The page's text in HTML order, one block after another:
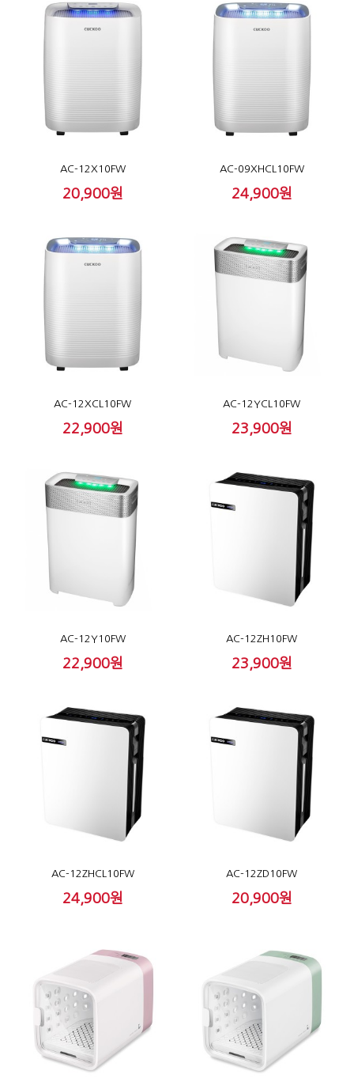
AC-12X10FW
20,900원
AC-09XHCL10FW
24,900원
AC-12XCL10FW
22,900원
AC-12YCL10FW
23,900원
AC-12Y10FW
22,900원
AC-12ZH10FW
23,900원
AC-12ZHCL10FW
24,900원
AC-12ZD10FW
20,900원